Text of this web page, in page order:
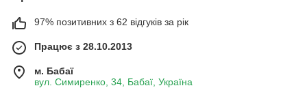
97% позитивних з 62 відгуків за рік
Працює з 28.10.2013
м. Бабаї
вул. Симиренко, 34, Бабаї, Україна